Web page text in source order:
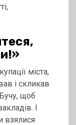
міста,
і скликав
щоб
І
взялися